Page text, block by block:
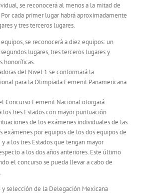
se reconocerá al menos a la mitad de
Por cada primer lugar habrá aproximadamente
y tres terceros lugares.
se reconocerá a diez equipos: un
lugares, tres terceros lugares y
honoríficas.
del Nivel 1 se conformará la
para la Olimpiada Femenil Panamericana
Concurso Femenil Nacional otorgará
tres Estados con mayor puntuación
de los exámenes individuales de las
exámenes por equipos de los dos equipos de
a los tres Estados que tengan mayor
a los dos años anteriores. Este último
el concurso se pueda llevar a cabo de
y selección de la Delegación Mexicana